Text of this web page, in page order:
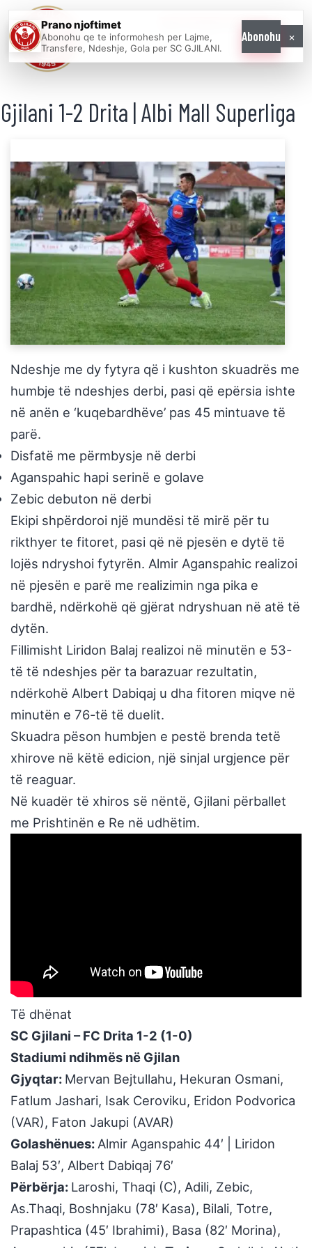
ONE
Gjilani 1-2 Drita | Albi Mall Superliga
Ndeshje me dy fytyra që i kushton skuadrës me
humbje të ndeshjes derbi, pasi që epërsia ishte
në anën e ‘kuqebardhëve’ pas 45 mintuave të
parë.
Disfatë me përmbysje në derbi
Aganspahic hapi serinë e golave
Zebic debuton në derbi
Ekipi shpërdoroi një mundësi të mirë për tu
rikthyer te fitoret, pasi që në pjesën e dytë të
lojës ndryshoi fytyrën. Almir Aganspahic realizoi
në pjesën e parë me realizimin nga pika e
bardhë, ndërkohë që gjërat ndryshuan në atë të
dytën.
Fillimisht Liridon Balaj realizoi në minutën e 53-
të të ndeshjes për ta barazuar rezultatin,
ndërkohë Albert Dabiqaj u dha fitoren miqve në
minutën e 76-të të duelit.
Skuadra pëson humbjen e pestë brenda tetë
xhirove në këtë edicion, një sinjal urgjence për
të reaguar.
Në kuadër të xhiros së nëntë, Gjilani përballet
me Prishtinën e Re në udhëtim.
Të dhënat
SC Gjilani – FC Drita 1-2 (1-0)
Stadiumi ndihmës në Gjilan
Gjyqtar: Mervan Bejtullahu, Hekuran Osmani,
Fatlum Jashari, Isak Ceroviku, Eridon Podvorica
(VAR), Faton Jakupi (AVAR)
Golashënues:Almir Aganspahic 44′ | Liridon
Balaj 53′, Albert Dabiqaj 76′
Përbërja: Laroshi, Thaqi (C), Adili, Zebic,
As.Thaqi, Boshnjaku (78′ Kasa), Bilali, Totre,
Prapashtica (45′ Ibrahimi), Basa (82′ Morina),
Prano njoftimet
Abonohu qe te informohesh per Lajme,
Transfere, Ndeshje, Gola per SC GJILANI.
Abonohu ×